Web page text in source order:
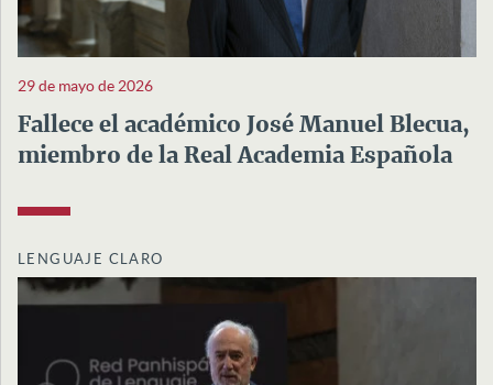
29 de mayo de 2026
Fallece el académico José Manuel Blecua,
miembro de la Real Academia Española
LENGUAJE CLARO